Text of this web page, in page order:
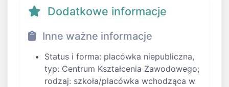
Dodatkowe informacje
Inne ważne informacje
Status i forma: placówka niepubliczna,
typ: Centrum Kształcenia Zawodowego;
rodzaj: szkoła/placówka wchodząca w